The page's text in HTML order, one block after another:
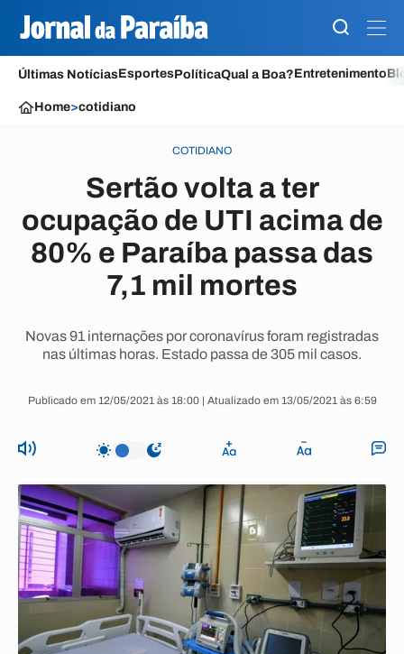
Últimas NotíciasEsportesPolíticaQual a Boa?Entretenimento
Home>cotidiano
COTIDIANO
Sertão volta a ter
ocupação de UTI acima de
80% e Paraíba passa das
7,1 mil mortes
Novas 91 internações por coronavírus foram registradas
nas últimas horas. Estado passa de 305 mil casos.
Publicado em 12/05/2021 às 18:00 | Atualizado em 13/05/2021 às 6:59